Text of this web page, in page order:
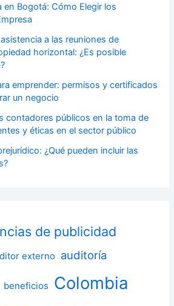
en Bogotá: Cómo Elegir los
a las reuniones de
horizontal: ¿Es posible
emprender: permisos y certificados
un negocio
contadores públicos en la toma de
y éticas en el sector público
¿Qué pueden incluir las
de publicidad
externo auditoría
beneficios Colombia